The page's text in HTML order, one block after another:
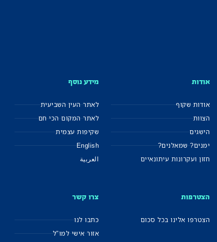
אודות
אודות שקוף
הצוות
הישגים
ימנים? שמאלנים?
חזון ועקרונות עיתונאיים
מידע נוסף
לאתר העין השביעית
לאתר המקום הכי חם
שקיפות עצמית
English
العربية
הצטרפות
הצטרפו אלינו בכל סכום
צרו קשר
כתבו לנו
אזור אישי למו"ל